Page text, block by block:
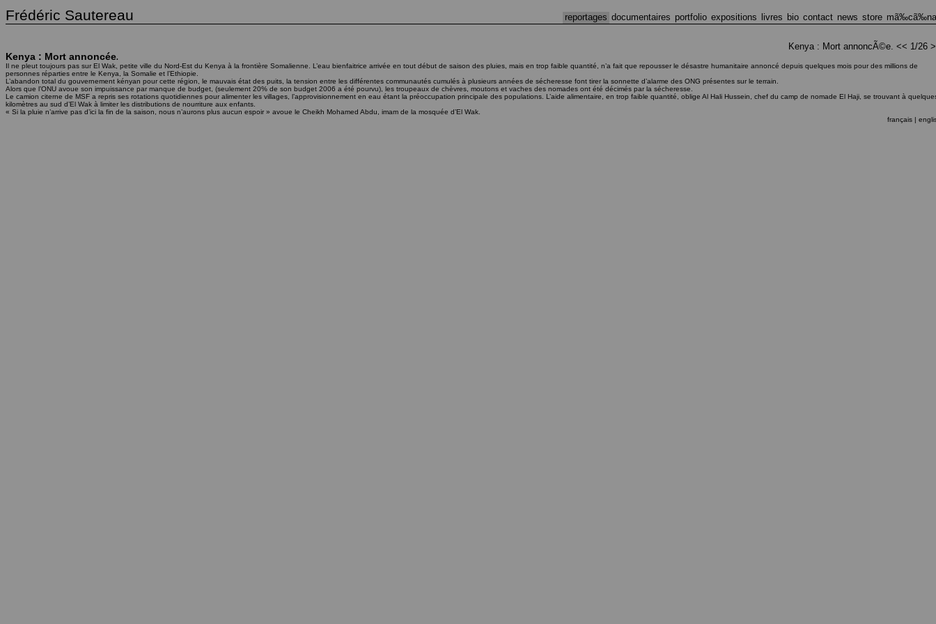
Frédéric Sautereau reportages documentaires portfolio expositions livres bio contact news store
Kenya : Mort annoncÃ©e. << 1/26
Kenya : Mort annoncée.
Il ne pleut toujours pas sur El Wak, petite ville du Nord-Est du Kenya à la frontière Somalienne. L’eau bienfaitrice arrivée en tout début de saison des pluies, mais en trop faible quantité, n’a fait que repousser le désastre humanitaire annoncé depuis quelques mois pour des millions de
personnes réparties entre le Kenya, la Somalie et l’Ethiopie.
L’abandon total du gouvernement kényan pour cette région, le mauvais état des puits, la tension entre les différentes communautés cumulés à plusieurs années de sécheresse font tirer la sonnette d’alarme des ONG présentes sur le terrain.
Alors que l’ONU avoue son impuissance par manque de budget, (seulement 20% de son budget 2006 a été pourvu), les troupeaux de chèvres, moutons et vaches des nomades ont été décimés par la sécheresse.
Le camion citerne de MSF a repris ses rotations quotidiennes pour alimenter les villages, l’approvisionnement en eau étant la préoccupation principale des populations. L’aide alimentaire, en trop faible quantité, oblige Al Hali Hussein, chef du camp de nomade El Haji, se trouvant à
kilomètres au sud d’El Wak à limiter les distributions de nourriture aux enfants.
« Si la pluie n’arrive pas d’ici la fin de la saison, nous n’aurons plus aucun espoir » avoue le Cheikh Mohamed Abdu, imam de la mosquée d’El Wak.
français |